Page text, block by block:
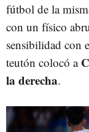
fútbol de la
con un físico
sensibilidad con
teutón colocó a
la derecha.